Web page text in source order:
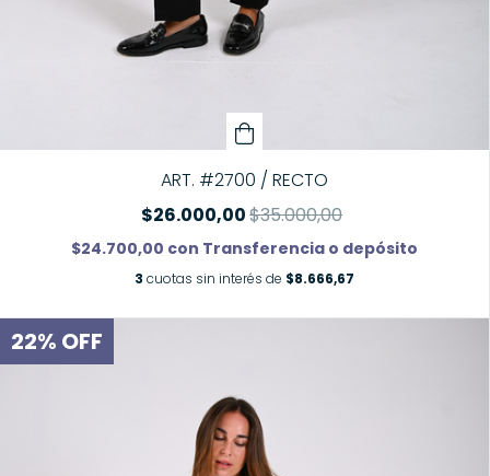
ART. #2700 / RECTO
$26.000,00$35.000,00
$24.700,00 con Transferencia o depósito
3 cuotas sin interés de $8.666,67
22% OFF